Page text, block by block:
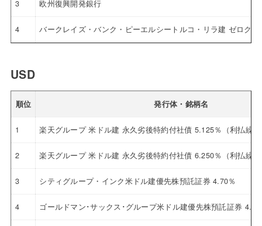
3 欧州復興開発銀行
4 バークレイズ・バンク・ピーエルシートルコ・リラ建 ゼロクー
USD
順位 発行体・銘柄名
1 楽天グループ 米ドル建 永久劣後特約付社債 5.125％（利払繰
2 楽天グループ 米ドル建 永久劣後特約付社債 6.250％（利払繰
3 シティグループ・インク米ドル建優先株預託証券 4.70％
4 ゴールドマン･サックス･グループ米ドル建優先株預託証券